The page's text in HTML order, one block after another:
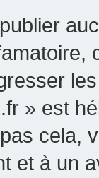
» est
cela,
et à un